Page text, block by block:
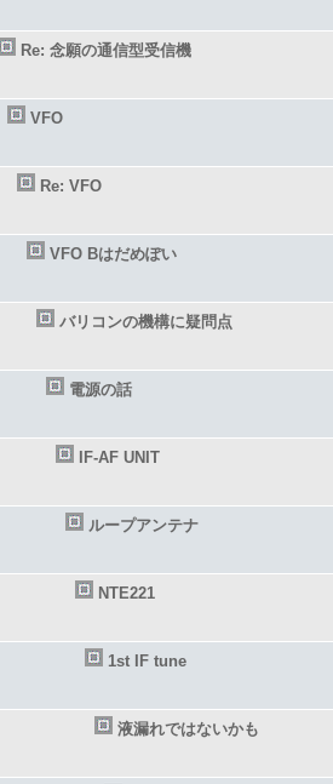
Re: 念願の通信型受信機
VFO
Re: VFO
VFO Bはだめぽい
バリコンの機構に疑問点
電源の話
IF-AF UNIT
ループアンテナ
NTE221
1st IF tune
液漏れではないかも